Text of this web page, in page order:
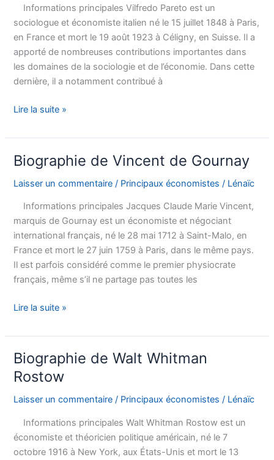
Mirabeau
Informations principales Vilfredo Pareto est un
sociologue et économiste italien né le 15 juillet 1848 à Paris,
en France et mort le 19 août 1923 à Céligny, en Suisse. Il a
apporté de nombreuses contributions importantes dans
les domaines de la sociologie et de l’économie. Dans cette
dernière, il a notamment contribué à
Biographie
Vilfredo
Pareto
Lire la suite »
Biographie de Vincent de Gournay
Laisser un commentaire / Principaux économistes / Lénaïc
Informations principales Jacques Claude Marie Vincent,
marquis de Gournay est un économiste et négociant
international français, né le 28 mai 1712 à Saint-Malo, en
France et mort le 27 juin 1759 à Paris, dans le même pays.
Il est parfois considéré comme le premier physiocrate
français, même s’il ne partage pas toutes les
Biographie
Vincent
de
Gournay
Lire la suite »
Biographie de Walt Whitman
Rostow
Laisser un commentaire / Principaux économistes / Lénaïc
Informations principales Walt Whitman Rostow est un
économiste et théoricien politique américain, né le 7
octobre 1916 à New York, aux États-Unis et mort le 13